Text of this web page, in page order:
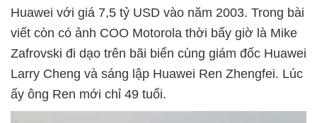
Huawei với giá 7,5 tỷ USD vào năm 2003. Trong bài
viết còn có ảnh COO Motorola thời bấy giờ là Mike
Zafrovski đi dạo trên bãi biển cùng giám đốc Huawei
Larry Cheng và sáng lập Huawei Ren Zhengfei. Lúc
ấy ông Ren mới chỉ 49 tuổi.